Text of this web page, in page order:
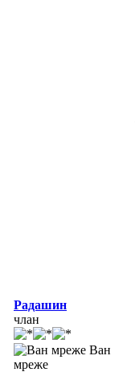
Радашин
члан
Ван
мреже